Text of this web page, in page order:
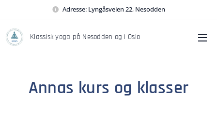
Adresse: Lyngåsveien 22, Nesodden
Klassisk yoga på Nesodden og i Oslo
Annas kurs og klasser